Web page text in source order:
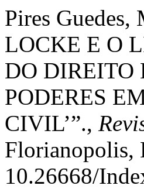
Pires
LOCKE E O
DO DIREITO
PODERES
CIVIL’”.,
Florianopolis,
10.26668/